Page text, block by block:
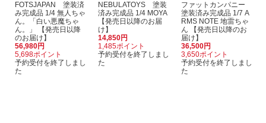
FOTSJAPAN 塗装済
み完成品 1/4 無人ちゃ
ん。「白い悪魔ちゃ
ん。」 【発売日以降
のお届け】
56,980円
5,698ポイント
予約受付を終了しまし
た
NEBULATOYS 塗装
済み完成品 1/4 MOYA
【発売日以降のお届
け】
14,850円
1,485ポイント
予約受付を終了しまし
た
ファットカンパニー
塗装済み完成品 1/7 A
RMS NOTE 地雷ちゃ
ん 【発売日以降のお
届け】
36,500円
3,650ポイント
予約受付を終了しまし
た